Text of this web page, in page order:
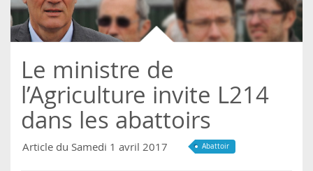
Le ministre de
l’Agriculture invite L214
dans les abattoirs
Article du Samedi 1 avril 2017 Abattoir